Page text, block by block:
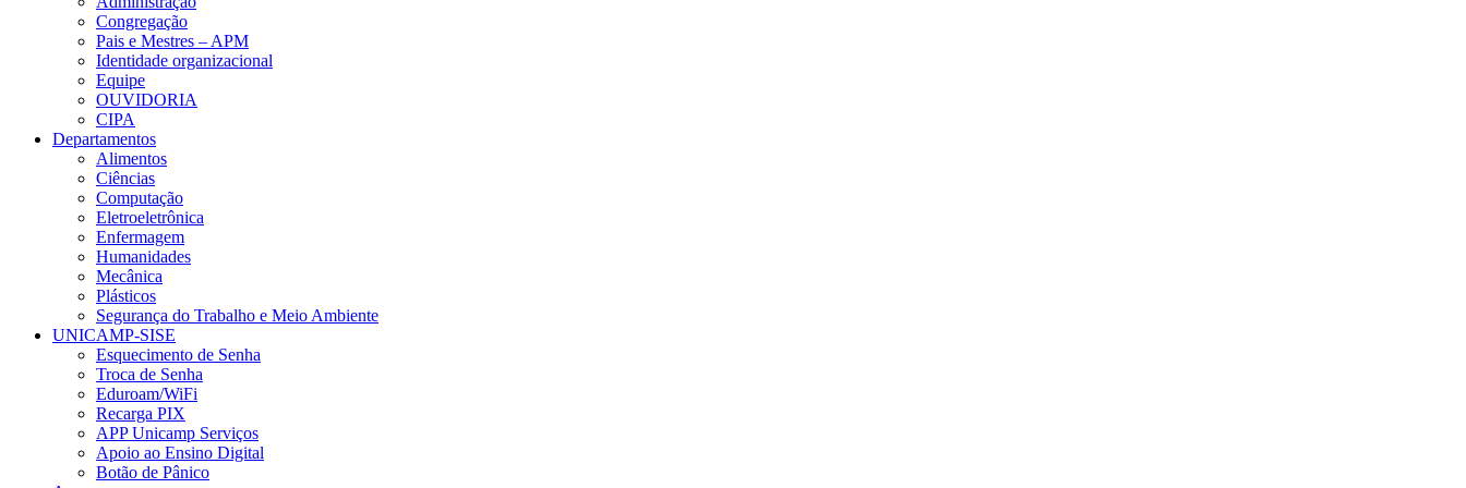
Congregação
Pais e Mestres – APM
Identidade organizacional
Equipe
OUVIDORIA
CIPA
Departamentos
Alimentos
Ciências
Computação
Eletroeletrônica
Enfermagem
Humanidades
Mecânica
Plásticos
Segurança do Trabalho e Meio Ambiente
UNICAMP-SISE
Esquecimento de Senha
Troca de Senha
Eduroam/WiFi
Recarga PIX
APP Unicamp Serviços
Apoio ao Ensino Digital
Botão de Pânico